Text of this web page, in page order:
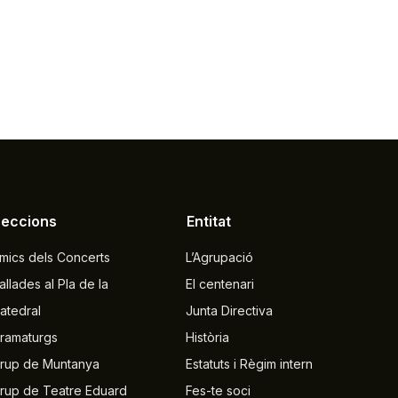
dels Concerts
al Pla de la
de Muntanya
de Teatre Eduard
Entitat
L’Agrupació
El centenari
Junta Directiva
Història
Estatuts i Règim intern
Fes-te soci